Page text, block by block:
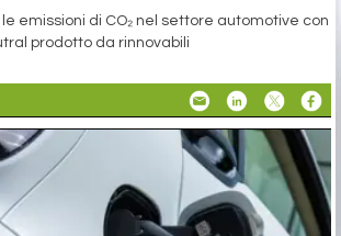
emissioni di CO₂ nel settore automotive con
prodotto da rinnovabili